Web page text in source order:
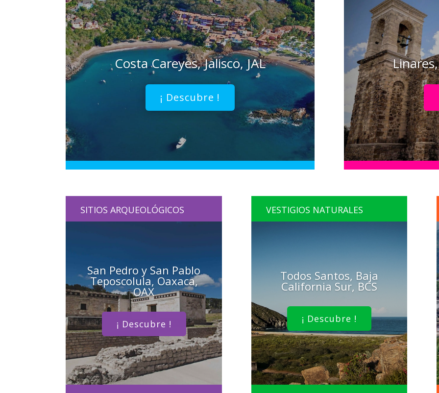
Costa Careyes, Jalisco, JAL
¡ Descubre !
SITIOS ARQUEOLÓGICOS
San Pedro y San Pablo
Teposcolula, Oaxaca,
OAX
¡ Descubre !
VESTIGIOS NATURALES
Todos Santos, Baja
California Sur, BCS
¡ Descubre !